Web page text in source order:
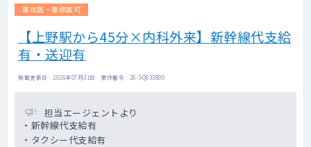
専攻医・専修医可
【上野駅から45分×内科外来】新幹線代支給
有・送迎有
掲載更新日 : 2026年07月31日 案件番号 : 26-SQ633800
担当エージェントより
・新幹線代支給有
・タクシー代支給有